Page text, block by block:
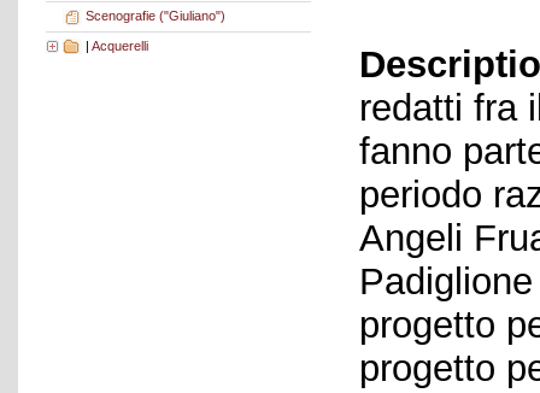
Scenografie ("Giuliano")
| Acquerelli
redatti fra
fanno
periodo
Angeli
progetto
progetto